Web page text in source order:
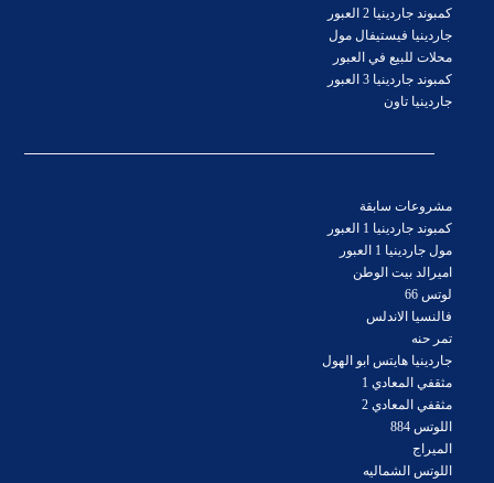
كمبوند جاردينيا 2 العبور
جاردينيا فيستيفال مول
محلات للبيع في العبور
كمبوند جاردينيا 3 العبور
جاردينيا تاون
مشروعات سابقة
كمبوند جاردينيا 1 العبور
مول جاردينيا 1 العبور
اميرالد بيت الوطن
لوتس 66
فالنسيا الاندلس
تمر حنه
جاردينيا هايتس ابو الهول
مثقفي المعادي 1
مثقفي المعادي 2
اللوتس 884
الميراج
اللوتس الشماليه